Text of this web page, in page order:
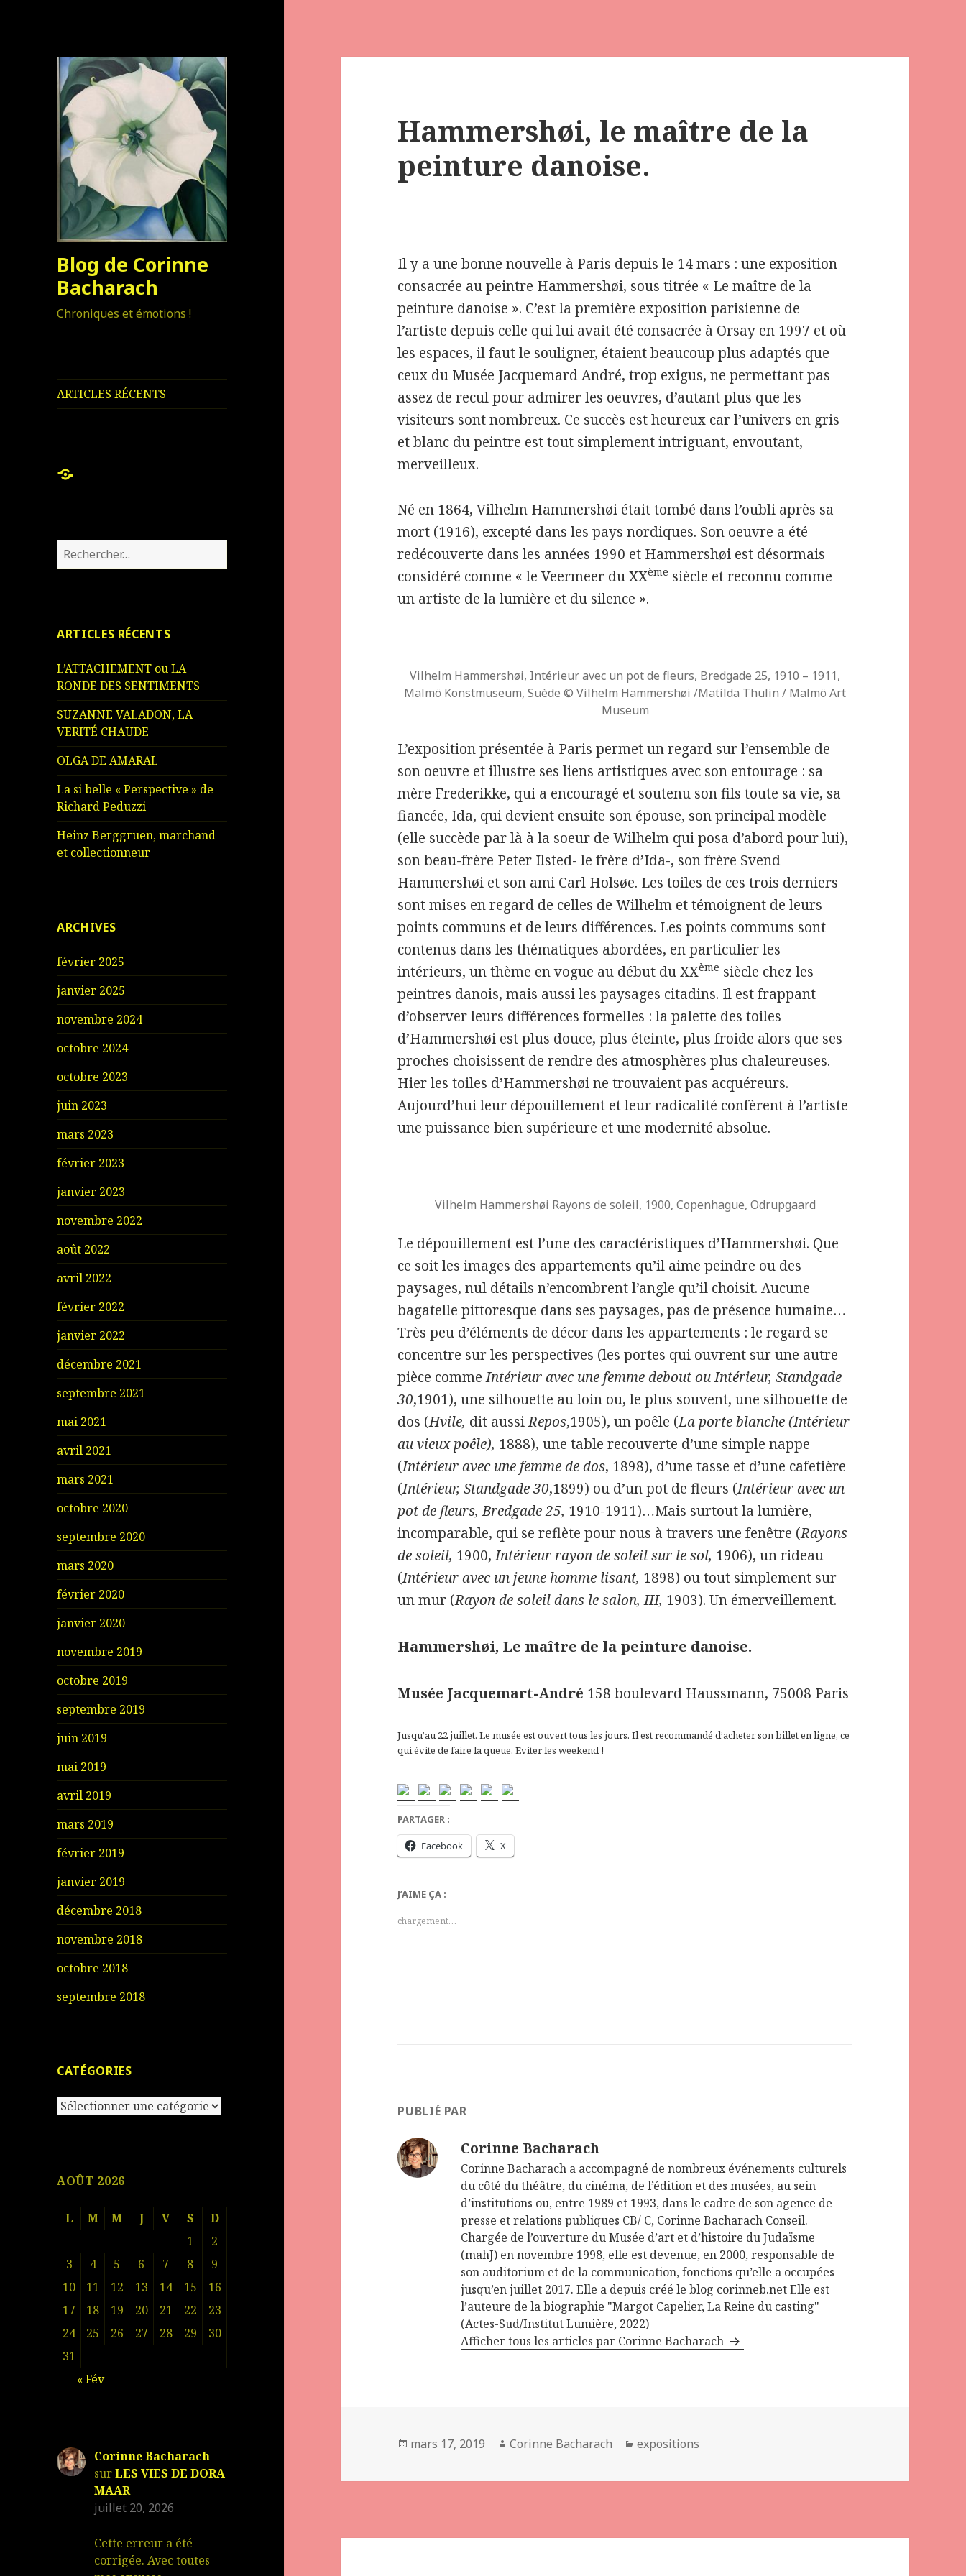
Blog de Corinne
Bacharach
Chroniques et émotions !
ARTICLES RÉCENTS
ARTICLES
Rechercher :
ARTICLES RÉCENTS
L’ATTACHEMENT ou LA
RONDE DES SENTIMENTS
SUZANNE VALADON, LA
VERITÉ CHAUDE
OLGA DE AMARAL
La si belle « Perspective » de
Richard Peduzzi
Heinz Berggruen, marchand
et collectionneur
ARCHIVES
février 2025
janvier 2025
novembre 2024
octobre 2024
octobre 2023
juin 2023
mars 2023
février 2023
janvier 2023
novembre 2022
août 2022
avril 2022
février 2022
janvier 2022
décembre 2021
septembre 2021
mai 2021
avril 2021
mars 2021
octobre 2020
septembre 2020
mars 2020
février 2020
janvier 2020
novembre 2019
octobre 2019
septembre 2019
juin 2019
mai 2019
avril 2019
mars 2019
février 2019
janvier 2019
décembre 2018
novembre 2018
octobre 2018
septembre 2018
CATÉGORIES
Catégories
AOÛT 2026
L M M J V S
D
1
2
3
4 5 6 7 8
9
10
11 12 13 14 15
16
17
18 19 20 21 22
23
24
25 26 27 28 29
30
31
« Fév
Corinne Bacharach
surLES VIES DE DORA
MAAR
juillet 20, 2026
Cette erreur a été
corrigée. Avec toutes
Hammershøi, le maître de la
peinture danoise.
Il y a une bonne nouvelle à Paris depuis le 14 mars : une exposition
consacrée au peintre Hammershøi, sous titrée « Le maître de la
peinture danoise ». C’est la première exposition parisienne de
l’artiste depuis celle qui lui avait été consacrée à Orsay en 1997 et où
les espaces, il faut le souligner, étaient beaucoup plus adaptés que
ceux du Musée Jacquemard André, trop exigus, ne permettant pas
assez de recul pour admirer les oeuvres, d’autant plus que les
visiteurs sont nombreux. Ce succès est heureux car l’univers en gris
et blanc du peintre est tout simplement intriguant, envoutant,
merveilleux.
Né en 1864, Vilhelm Hammershøi était tombé dans l’oubli après sa
mort (1916), excepté dans les pays nordiques. Son oeuvre a été
redécouverte dans les années 1990 et Hammershøi est désormais
considéré comme « le Veermeer du XXème siècle et reconnu comme
un artiste de la lumière et du silence ».
Vilhelm Hammershøi, Intérieur avec un pot de fleurs, Bredgade 25, 1910 – 1911,
Malmö Konstmuseum, Suède © Vilhelm Hammershøi /Matilda Thulin / Malmö Art
Museum
L’exposition présentée à Paris permet un regard sur l’ensemble de
son oeuvre et illustre ses liens artistiques avec son entourage : sa
mère Frederikke, qui a encouragé et soutenu son fils toute sa vie, sa
fiancée, Ida, qui devient ensuite son épouse, son principal modèle
(elle succède par là à la soeur de Wilhelm qui posa d’abord pour lui),
son beau-frère Peter Ilsted- le frère d’Ida-, son frère Svend
Hammershøi et son ami Carl Holsøe. Les toiles de ces trois derniers
sont mises en regard de celles de Wilhelm et témoignent de leurs
points communs et de leurs différences. Les points communs sont
contenus dans les thématiques abordées, en particulier les
intérieurs, un thème en vogue au début du XXème siècle chez les
peintres danois, mais aussi les paysages citadins. Il est frappant
d’observer leurs différences formelles : la palette des toiles
d’Hammershøi est plus douce, plus éteinte, plus froide alors que ses
proches choisissent de rendre des atmosphères plus chaleureuses.
Hier les toiles d’Hammershøi ne trouvaient pas acquéreurs.
Aujourd’hui leur dépouillement et leur radicalité confèrent à l’artiste
une puissance bien supérieure et une modernité absolue.
Vilhelm Hammershøi Rayons de soleil, 1900, Copenhague, Odrupgaard
Le dépouillement est l’une des caractéristiques d’Hammershøi. Que
ce soit les images des appartements qu’il aime peindre ou des
paysages, nul détails n’encombrent l’angle qu’il choisit. Aucune
bagatelle pittoresque dans ses paysages, pas de présence humaine…
Très peu d’éléments de décor dans les appartements : le regard se
concentre sur les perspectives (les portes qui ouvrent sur une autre
pièce commeIntérieur avec une femme debout ou Intérieur, Standgade
30,1901), une silhouette au loin ou, le plus souvent, une silhouette de
dos (Hvile, dit aussiRepos,1905), un poêle (La porte blanche (Intérieur
au vieux poêle), 1888), une table recouverte d’une simple nappe
(Intérieur avec une femme de dos, 1898), d’une tasse et d’une cafetière
(Intérieur, Standgade 30,1899) ou d’un pot de fleurs (Intérieur avec un
pot de fleurs, Bredgade 25, 1910-1911)…Mais surtout la lumière,
incomparable, qui se reflète pour nous à travers une fenêtre (Rayons
de soleil, 1900,Intérieur rayon de soleil sur le sol, 1906), un rideau
(Intérieur avec un jeune homme lisant, 1898) ou tout simplement sur
un mur (Rayon de soleil dans le salon, III, 1903). Un émerveillement.
Hammershøi, Le maître de la peinture danoise.
Musée Jacquemart-André 158 boulevard Haussmann, 75008 Paris
Jusqu’au 22 juillet. Le musée est ouvert tous les jours. Il est recommandé d’acheter son billet en ligne, ce
qui évite de faire la queue. Eviter les weekend !
PARTAGER :
Facebook X
J’AIME ÇA :
chargement…
PUBLIÉ PAR
Corinne Bacharach
Corinne Bacharach a accompagné de nombreux événements culturels
du côté du théâtre, du cinéma, de l’édition et des musées, au sein
d’institutions ou, entre 1989 et 1993, dans le cadre de son agence de
presse et relations publiques CB/ C, Corinne Bacharach Conseil.
Chargée de l’ouverture du Musée d’art et d’histoire du Judaïsme
(mahJ) en novembre 1998, elle est devenue, en 2000, responsable de
son auditorium et de la communication, fonctions qu’elle a occupées
jusqu’en juillet 2017. Elle a depuis créé le blog corinneb.net Elle est
l’auteure de la biographie "Margot Capelier, La Reine du casting"
(Actes-Sud/Institut Lumière, 2022)
Afficher tous les articles par Corinne Bacharach
Publié
mars 17, 2019 Auteur
Corinne Bacharach Catégories
expositions